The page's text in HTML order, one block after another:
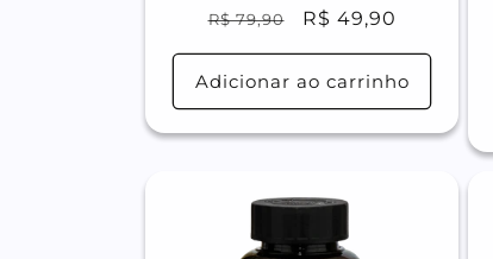
Preço
normal
R$ 79,90
Preço
promocional
R$ 49,90
Adicionar ao carrinho